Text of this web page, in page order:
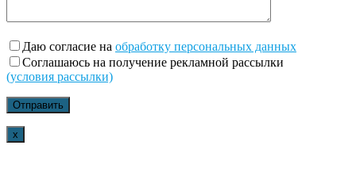
Даю согласие на обработку персональных данных
Соглашаюсь на получение рекламной рассылки
(условия рассылки)
x